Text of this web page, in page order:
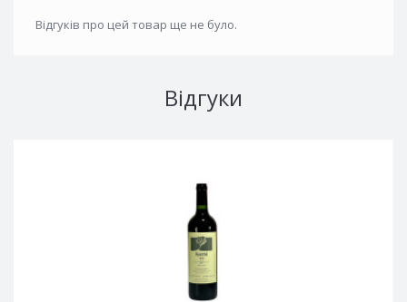
Відгуків про цей товар ще не було.
Відгуки